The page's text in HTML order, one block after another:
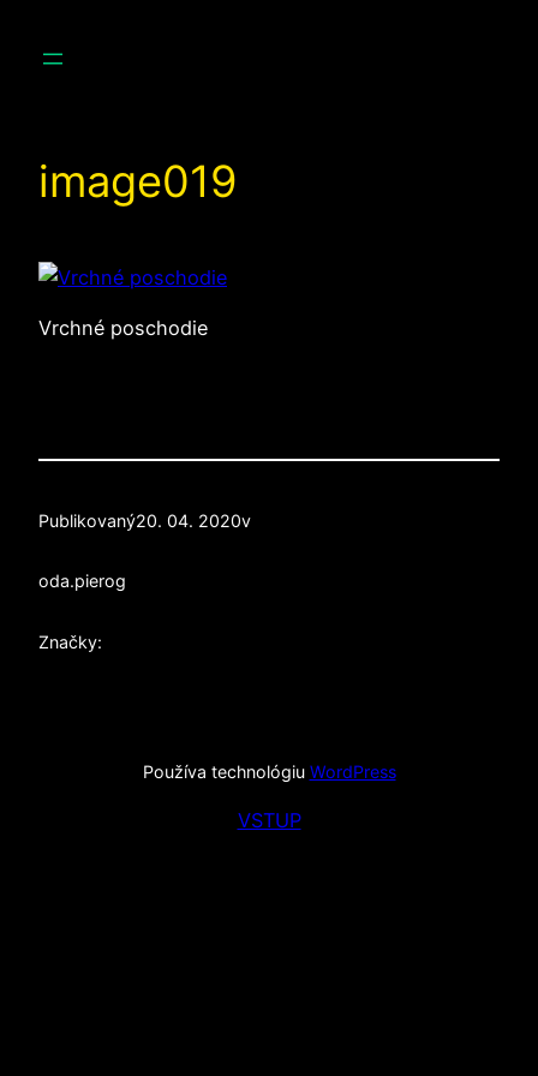
image019
Vrchné poschodie
Publikovaný20. 04. 2020v
oda.pierog
Značky:
Používa technológiu WordPress
VSTUP